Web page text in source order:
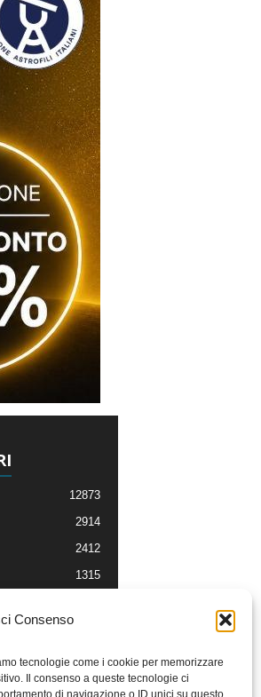
Consenso
tecnologie come i cookie per memorizzare
Il consenso a queste tecnologie ci
di navigazione o ID unici su questo
12873
2914
2412
1315